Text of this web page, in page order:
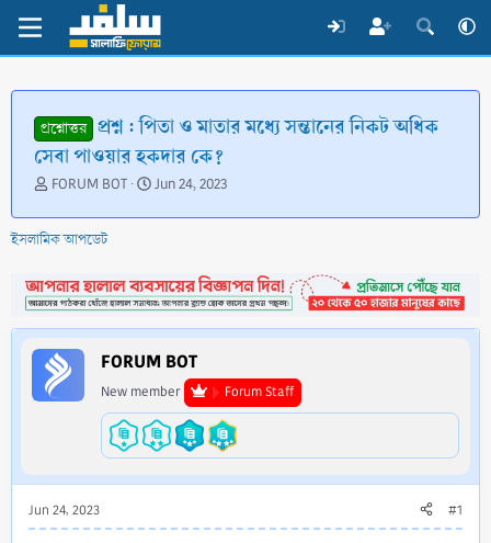
প্রশ্নোত্তর প্রশ্ন : পিতা ও মাতার মধ্যে সন্তানের নিকট অধিক
সেবা পাওয়ার হকদার কে?
T
r
e
d
s
t
a
r
t
FORUM BOT
S
a
d
a
t
e
Jun 24, 2023
ইসলামিক আপডেট
FORUM BOT
New member Forum Staff
Jun 24, 2023 #1